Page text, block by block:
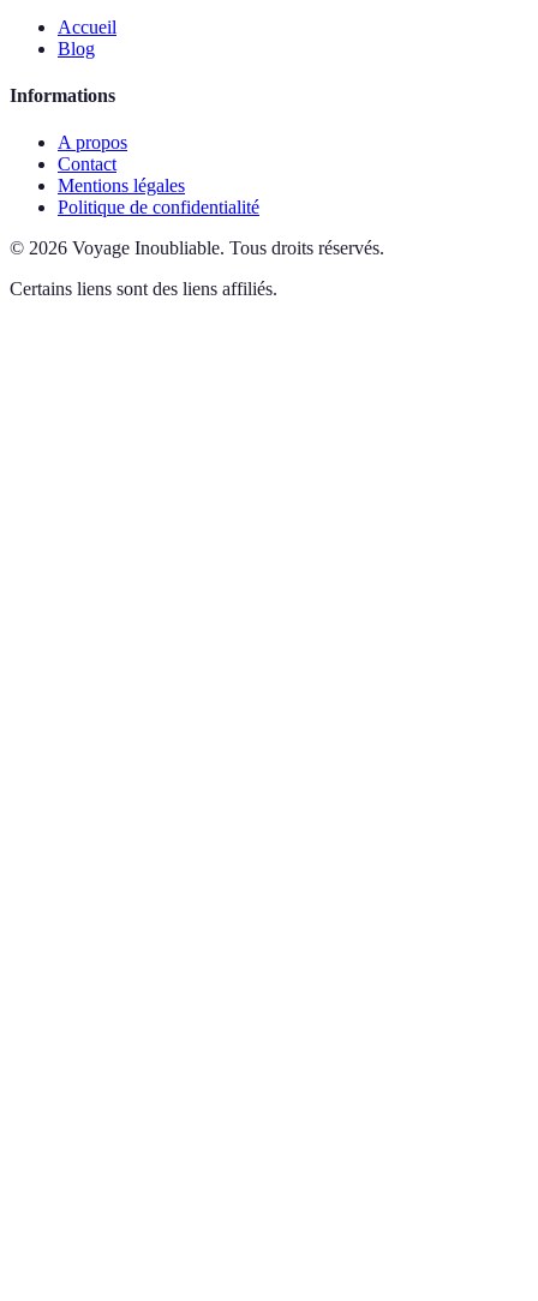
Accueil
Blog
Informations
A propos
Contact
Mentions légales
Politique de confidentialité
© 2026 Voyage Inoubliable. Tous droits réservés.
Certains liens sont des liens affiliés.